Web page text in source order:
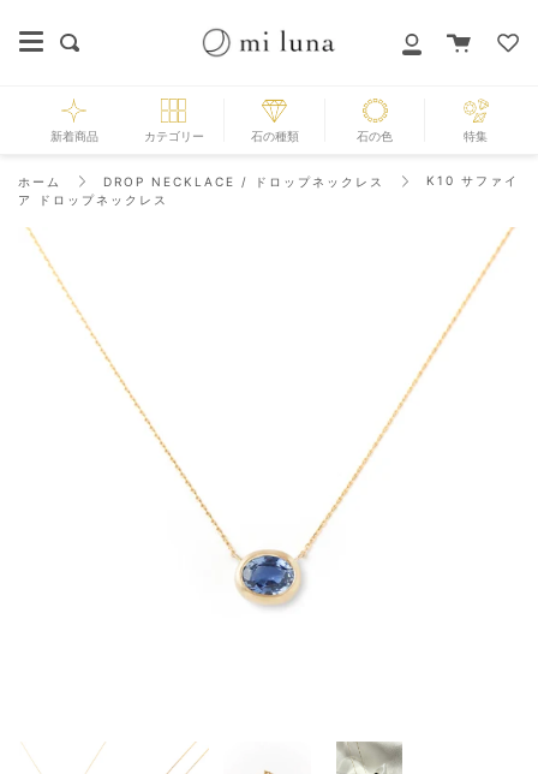
content探
マ
カ
新着商品 カテゴリー 石の種類 石の色 特集
ホーム DROP NECKLACE / ドロップネックレス
K10 サファイ
ア ドロップネックレス